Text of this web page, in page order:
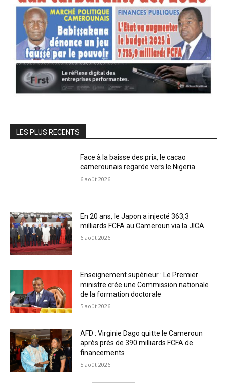
LES PLUS RECENTS
Face à la baisse des prix, le cacao
camerounais regarde vers le Nigeria
6 août 2026
En 20 ans, le Japon a injecté 363,3
milliards FCFA au Cameroun via la JICA
6 août 2026
Enseignement supérieur : Le Premier
ministre crée une Commission nationale
de la formation doctorale
5 août 2026
AFD : Virginie Dago quitte le Cameroun
après près de 390 milliards FCFA de
financements
5 août 2026